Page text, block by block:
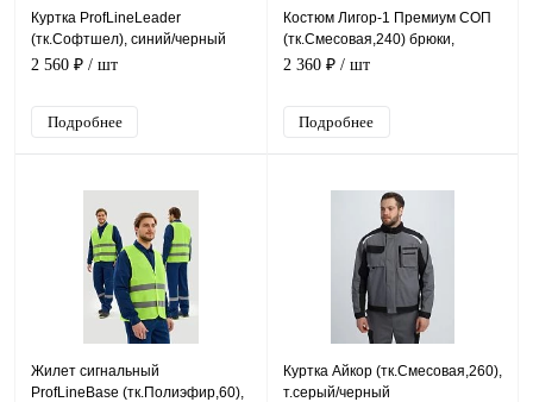
Куртка ProfLineLeader
(тк.Софтшел), синий/черный
2 560 ₽ / шт
Подробнее
Костюм Лигор-1 Премиум СОП
(тк.Смесовая,240) брюки,
т.синий/васильковый
2 360 ₽ / шт
Подробнее
Жилет сигнальный
ProfLineBase (тк.Полиэфир,60),
Куртка Айкор (тк.Смесовая,260),
т.серый/черный